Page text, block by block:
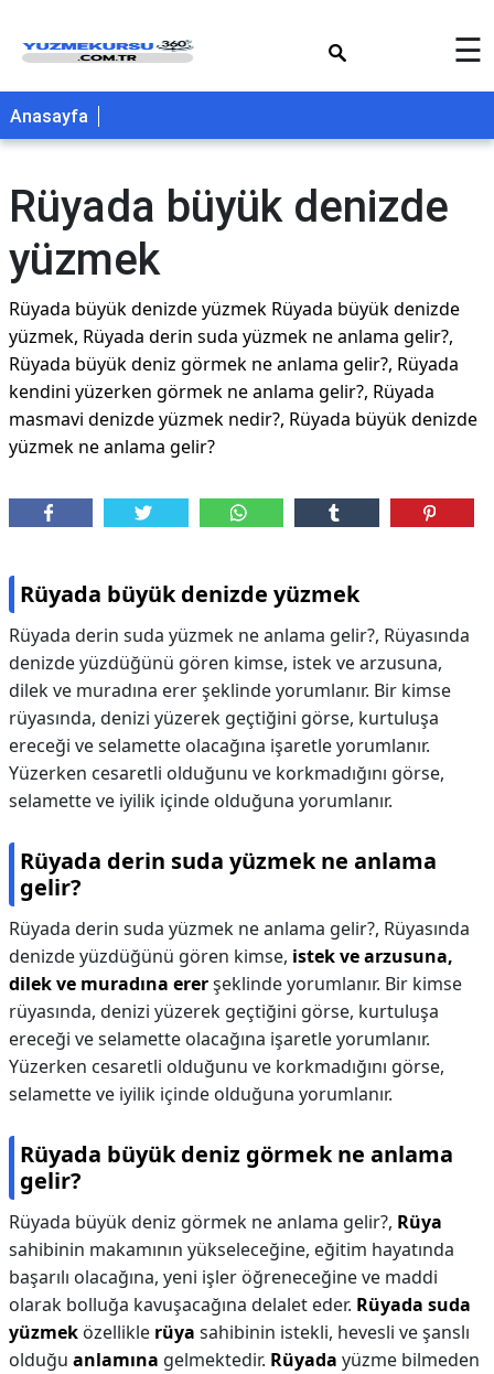
☰
Anasayfa
Rüyada büyük denizde
yüzmek
Rüyada büyük denizde yüzmek Rüyada büyük denizde
yüzmek, Rüyada derin suda yüzmek ne anlama gelir?,
Rüyada büyük deniz görmek ne anlama gelir?, Rüyada
kendini yüzerken görmek ne anlama gelir?, Rüyada
masmavi denizde yüzmek nedir?, Rüyada büyük denizde
yüzmek ne anlama gelir?
Rüyada büyük denizde yüzmek
Rüyada derin suda yüzmek ne anlama gelir?, Rüyasında
denizde yüzdüğünü gören kimse, istek ve arzusuna,
dilek ve muradına erer şeklinde yorumlanır. Bir kimse
rüyasında, denizi yüzerek geçtiğini görse, kurtuluşa
ereceği ve selamette olacağına işaretle yorumlanır.
Yüzerken cesaretli olduğunu ve korkmadığını görse,
selamette ve iyilik içinde olduğuna yorumlanır.
Rüyada derin suda yüzmek ne anlama
gelir?
Rüyada derin suda yüzmek ne anlama gelir?, Rüyasında
denizde yüzdüğünü gören kimse, istek ve arzusuna,
dilek ve muradına ererşeklinde yorumlanır. Bir kimse
rüyasında, denizi yüzerek geçtiğini görse, kurtuluşa
ereceği ve selamette olacağına işaretle yorumlanır.
Yüzerken cesaretli olduğunu ve korkmadığını görse,
selamette ve iyilik içinde olduğuna yorumlanır.
Rüyada büyük deniz görmek ne anlama
gelir?
Rüyada büyük deniz görmek ne anlama gelir?, Rüya
sahibinin makamının yükseleceğine, eğitim hayatında
başarılı olacağına, yeni işler öğreneceğine ve maddi
olarak bolluğa kavuşacağına delalet eder. Rüyada suda
yüzmek özellikle rüya sahibinin istekli, hevesli ve şanslı
olduğu anlamına gelmektedir. Rüyada yüzme bilmeden